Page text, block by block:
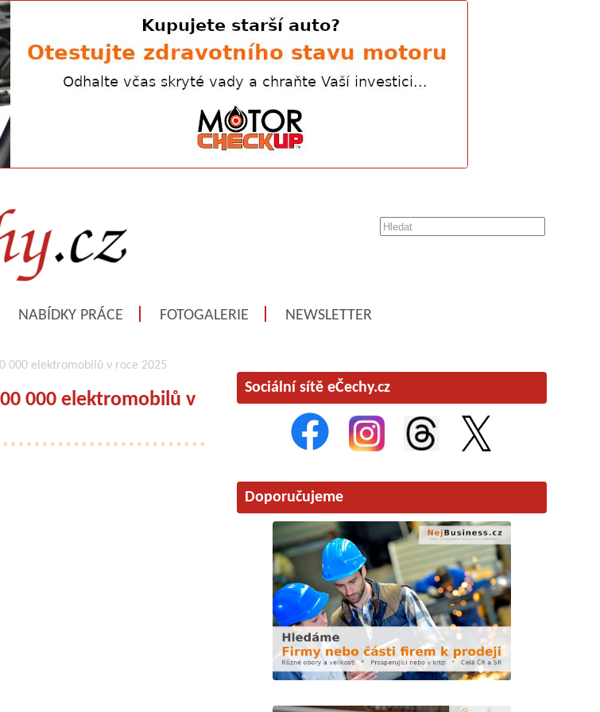
NABÍDKY PRÁCE FOTOGALERIE NEWSLETTER
000 elektromobilů v roce 2025
000 elektromobilů v
Sociální sítě eČechy.cz
Doporučujeme